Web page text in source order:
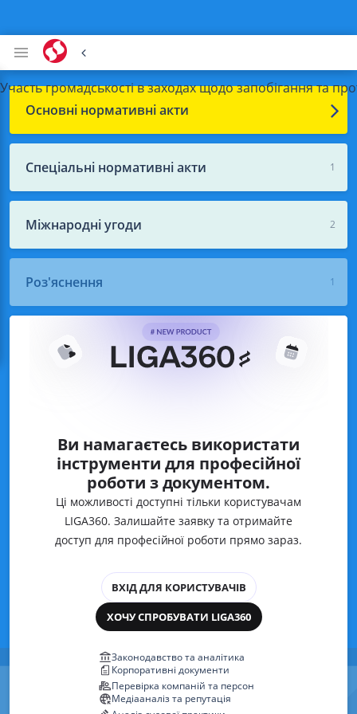
Участь громадськості в заходах щодо запобігання та
Основні нормативні акти
1
Спеціальні нормативні акти
2
Міжнародні угоди
1
Роз'яснення
Ви намагаєтесь використати
інструменти для професійної
роботи з документом.
Ці можливості доступні тільки користувачам
LIGA360. Залишайте заявку та отримайте
доступ для професійної роботи прямо зараз.
ВХІД ДЛЯ КОРИСТУВАЧІВ
ХОЧУ СПРОБУВАТИ LIGA360
Законодавство та аналітика
Корпоративні документи
Перевірка компаній та персон
Медіааналіз та репутація